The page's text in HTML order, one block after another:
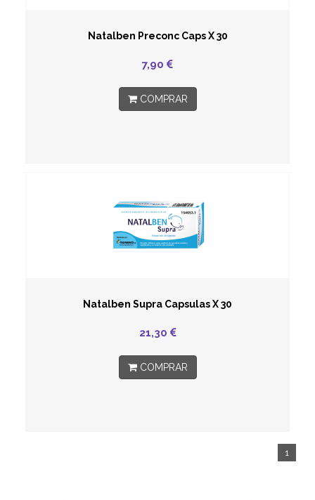
Natalben Preconc Caps X 30
7,90
COMPRAR
Natalben Supra Capsulas X 30
21,30
COMPRAR
1